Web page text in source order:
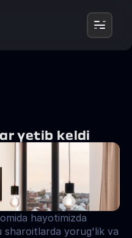
yetib keldi
hayotimizda
yorug'lik va